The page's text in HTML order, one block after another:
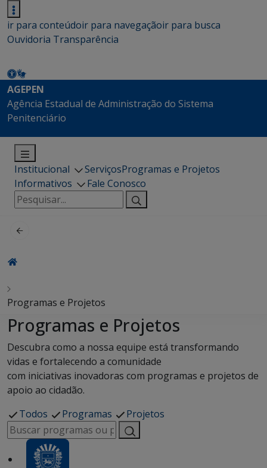
ir para conteúdoir para navegaçãoir para busca
Ouvidoria Transparência
AGEPEN
Agência Estadual de Administração do Sistema
Penitenciário
Institucional ServiçosProgramas e Projetos
Informativos
Fale Conosco
Pesquisar
por:
Programas e Projetos
Programas e Projetos
Descubra como a nossa equipe está transformando
vidas e fortalecendo a comunidade
com iniciativas inovadoras com programas e projetos de
apoio ao cidadão.
Todos
Programas Projetos